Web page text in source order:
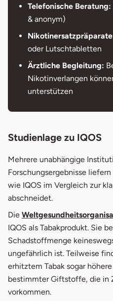
Telefonische Beratung:
& anonym)
oder Lutschtabletten
Ärztliche Begleitung:
Nikotinverlangen
unterstützen
Studienlage zu IQOS
Mehrere unabhängige
Forschungsergebnisse
wie IQOS im Vergleich zur
abschneidet.
Die
IQOS als Tabakprodukt. Sie
Schadstoffmenge
ungefährlich ist. Teilweise
erhitztem Tabak sogar
bestimmter Giftstoffe, die in
vorkommen.